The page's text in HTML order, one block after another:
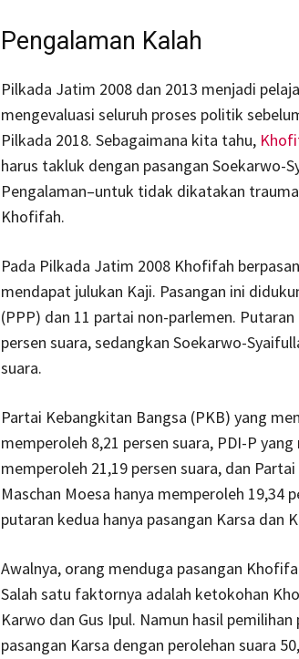
Pengalaman Kalah
Pilkada Jatim 2008 dan 2013 menjadi
mengevaluasi seluruh proses politik
Pilkada 2018. Sebagaimana kita tahu,
harus takluk dengan pasangan Soekarwo-
Pengalaman–untuk tidak dikatakan
Khofifah.
Pada Pilkada Jatim 2008 Khofifah
mendapat julukan Kaji. Pasangan ini
(PPP) dan 11 partai non-parlemen.
persen suara, sedangkan Soekarwo-
suara.
Partai Kebangkitan Bangsa (PKB) yang
memperoleh 8,21 persen suara, PDI-P
memperoleh 21,19 persen suara, dan
Maschan Moesa hanya memperoleh 19,34
putaran kedua hanya pasangan Karsa dan
Awalnya, orang menduga pasangan
Salah satu faktornya adalah ketokohan
Karwo dan Gus Ipul. Namun hasil
pasangan Karsa dengan perolehan suara